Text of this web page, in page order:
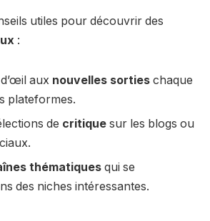
utiles pour découvrir des
:
aux nouvelles sorties chaque
plateformes.
de critique sur les blogs ou
thématiques qui se
des niches intéressantes.